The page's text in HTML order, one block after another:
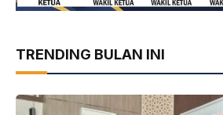
TRENDING BULAN INI